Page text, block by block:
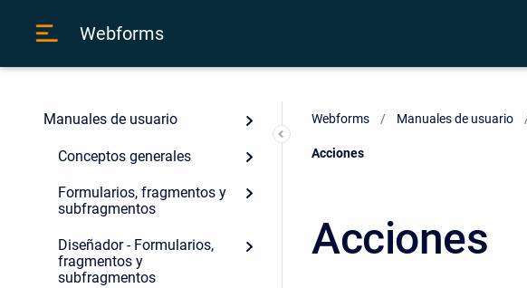
Webforms
Manuales de usuario
Conceptos generales
Formularios, fragmentos y
subfragmentos
Diseñador - Formularios,
fragmentos y
subfragmentos
Webforms Manuales de usuario
Current:
Acciones
Acciones